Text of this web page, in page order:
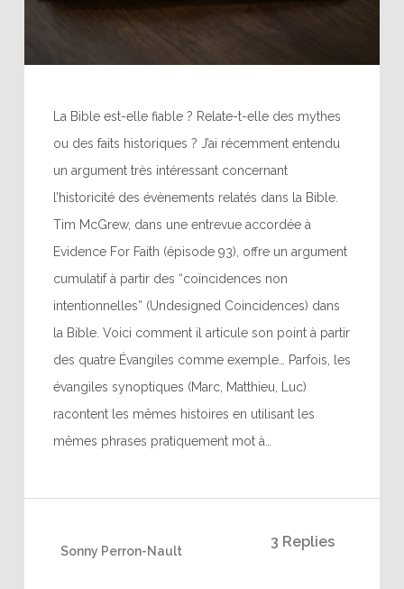
La Bible est-elle fiable ? Relate-t-elle des mythes
ou des faits historiques ? J’ai récemment entendu
un argument très intéressant concernant
l’historicité des évènements relatés dans la Bible.
Tim McGrew, dans une entrevue accordée à
Evidence For Faith (épisode 93), offre un argument
cumulatif à partir des “coïncidences non
intentionnelles” (Undesigned Coincidences) dans
la Bible. Voici comment il articule son point à partir
des quatre Évangiles comme exemple… Parfois, les
évangiles synoptiques (Marc, Matthieu, Luc)
racontent les mêmes histoires en utilisant les
mêmes phrases pratiquement mot à…
3 Replies
Sonny Perron-Nault